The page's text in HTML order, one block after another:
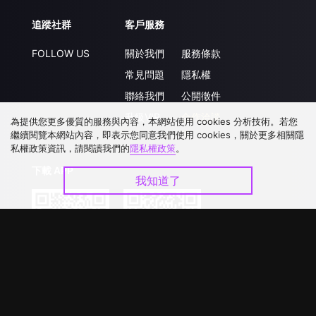
追蹤社群
FOLLOW US
客戶服務
關於我們
常見問題
聯絡我們
升級VIP
服務條款
隱私權
公開徵件
合作洽談
下載 APP
為提供您更多優質的服務與內容，本網站使用 cookies 分析技術。若您
繼續閱覽本網站內容，即表示您同意我們使用 cookies，關於更多相關隱
私權政策資訊，請閱讀我們的隱私權政策。
我知道了